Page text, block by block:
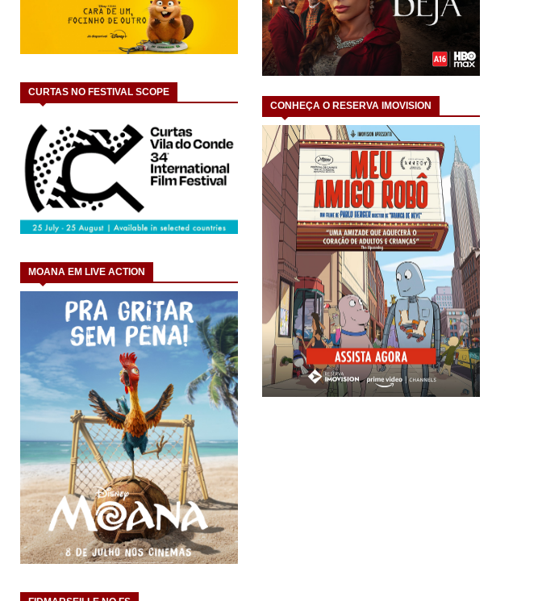
CURTAS NO FESTIVAL SCOPE
MOANA EM LIVE ACTION
CONHEÇA O RESERVA IMOVISION